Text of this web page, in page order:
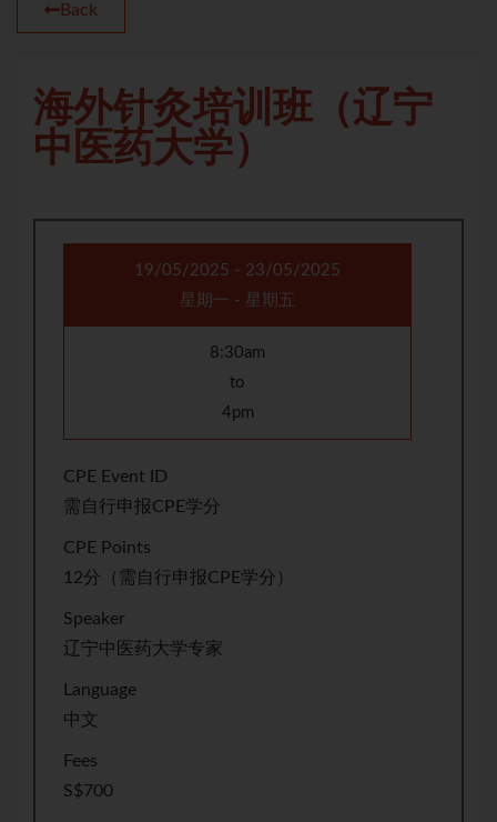
Back
海外针灸培训班（辽宁
中医药大学）
19/05/2025 - 23/05/2025
星期一 - 星期五
8:30am
to
4pm
CPE Event ID
需自行申报CPE学分
CPE Points
12分（需自行申报CPE学分）
Speaker
辽宁中医药大学专家
Language
中文
Fees
S$700